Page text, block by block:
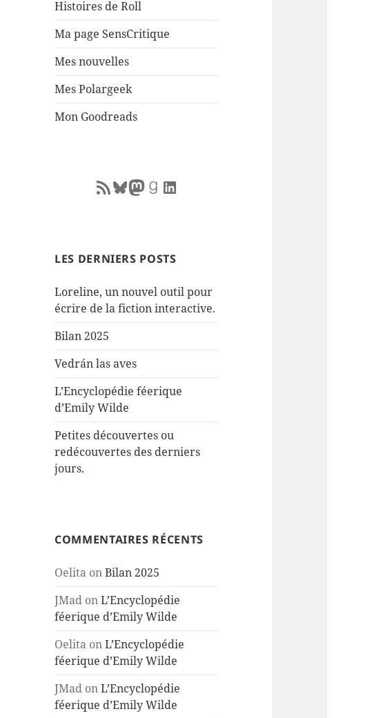
Histoires de Roll
Ma page SensCritique
Mes nouvelles
Mes Polargeek
Mon Goodreads
RSS FeedBluesky
Mastodon
Goodreads
LinkedIn
LES DERNIERS POSTS
Loreline, un nouvel outil pour
écrire de la fiction interactive.
Bilan 2025
Vedrán las aves
L’Encyclopédie féerique
d’Emily Wilde
Petites découvertes ou
redécouvertes des derniers
jours.
COMMENTAIRES RÉCENTS
Oelita onBilan 2025
JMad onL’Encyclopédie
féerique d’Emily Wilde
Oelita onL’Encyclopédie
féerique d’Emily Wilde
JMad onL’Encyclopédie
féerique d’Emily Wilde